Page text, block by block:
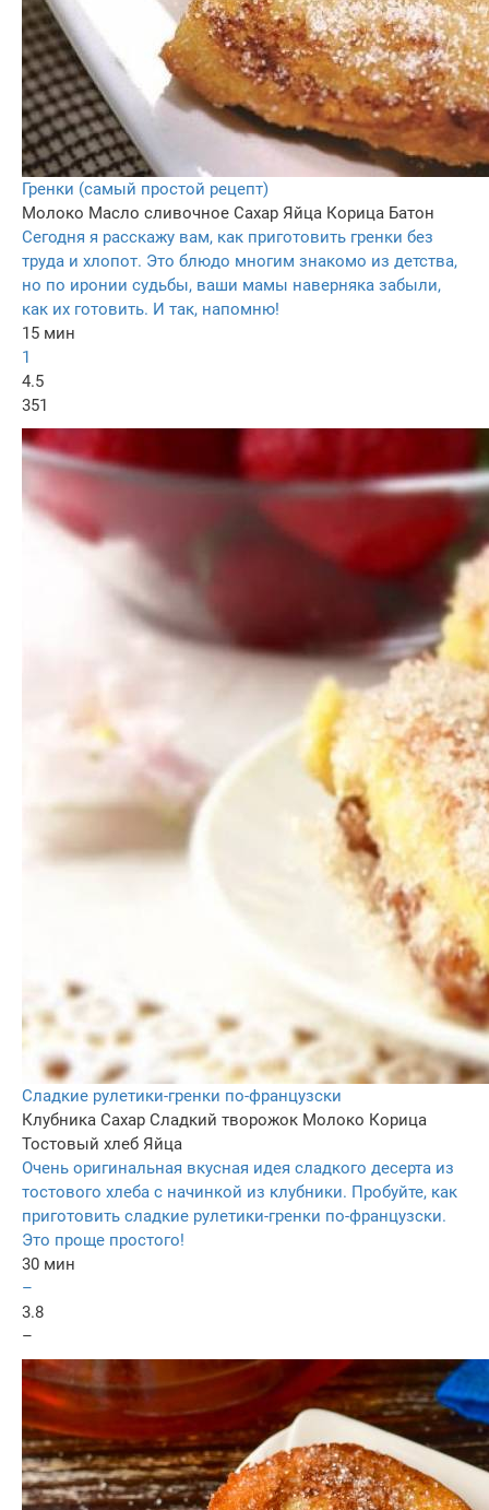
Гренки (самый простой рецепт)
Молоко Масло сливочное Сахар Яйца Корица Батон
Сегодня я расскажу вам, как приготовить гренки без
труда и хлопот. Это блюдо многим знакомо из детства,
но по иронии судьбы, ваши мамы наверняка забыли,
как их готовить. И так, напомню!
15 мин
1
4.5
351
Сладкие рулетики-гренки по-французски
Клубника Сахар Сладкий творожок Молоко Корица
Тостовый хлеб Яйца
Очень оригинальная вкусная идея сладкого десерта из
тостового хлеба с начинкой из клубники. Пробуйте, как
приготовить сладкие рулетики-гренки по-французски.
Это проще простого!
30 мин
–
3.8
–